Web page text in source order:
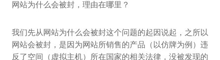
网站为什么会被封，理由在哪里？
我们先从网站为什么会被封这个问题的起因说起，之所以
网站会被封，是因为网站所销售的产品（以仿牌为例）违
反了空间（虚拟主机）所在国家的相关法律，没被发现的